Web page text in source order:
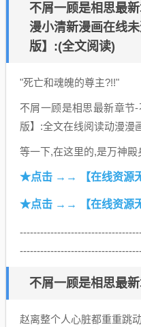
不屑一顾是相思最
漫小清新漫画在线
版】:(全文阅读)
"死亡和魂魄的尊主?!!"
不屑一顾是相思最新章节
版】:全文在线阅读动漫漫
等一下,在这里的,是万神
★点击 →→ 【在线资源
★点击 →→ 【在线资源
不屑一顾是相思最
赵离整个人心脏都重重跳